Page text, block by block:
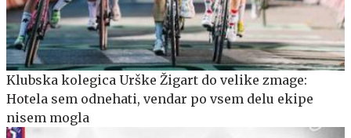
Klubska kolegica Urške Žigart do velike zmage:
Hotela sem odnehati, vendar po vsem delu ekipe
nisem mogla